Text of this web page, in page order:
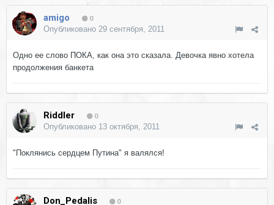
аmigo 0
Опубликовано 29 сентября, 2011
Одно ее слово ПОКА, как она это сказала. Девочка явно хотела
продолжения банкета
Riddler 0
Опубликовано 13 октября, 2011
"Поклянись сердцем Путина" я валялся!
Don_Pedalis 0